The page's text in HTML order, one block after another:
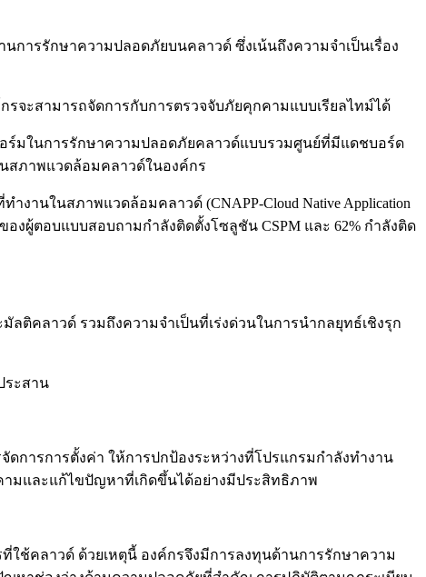
การรักษาความปลอดภัยบนคลาวด์ ซึ่งเน้นถึงความจำเป็นเรื่อง
จะสามารถจัดการกับการตรวจจับภัยคุกคามแบบเรียลไทม์ได้
ร์มในการรักษาความปลอดภัยคลาวด์แบบรวมศูนย์ที่มีแดชบอร์ด
สภาพแวดล้อมคลาวด์ในองค์กร
งานในสภาพแวดล้อมคลาวด์ (CNAPP-Cloud Native Application
องผู้ตอบแบบสอบถามกำลังติดตั้งโซลูชัน CSPM และ 62% กำลังติด
ติคลาวด์ รวมถึงความจำเป็นที่เร่งด่วนในการนำกลยุทธ์เชิงรุก
ระสาน
การการตั้งค่า ให้การปกป้องระหว่างที่โปรแกรมกำลังทำงาน
ามและแก้ไขปัญหาที่เกิดขึ้นได้อย่างมีประสิทธิภาพ
ช้คลาวด์ ด้วยเหตุนี้ องค์กรจึงมีการลงทุนด้านการรักษาความ